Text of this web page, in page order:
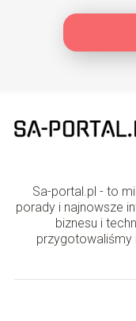
Sa-portal.pl - to
porady i najnowsze
biznesu i
przygotowaliśmy